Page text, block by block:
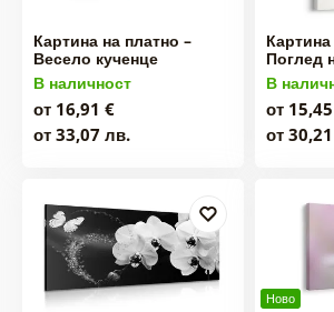
Картина на платно –
Весело кученце
В наличност
от 16,91 €
от 33,07 лв.
Поглед
В
от
от
Ново